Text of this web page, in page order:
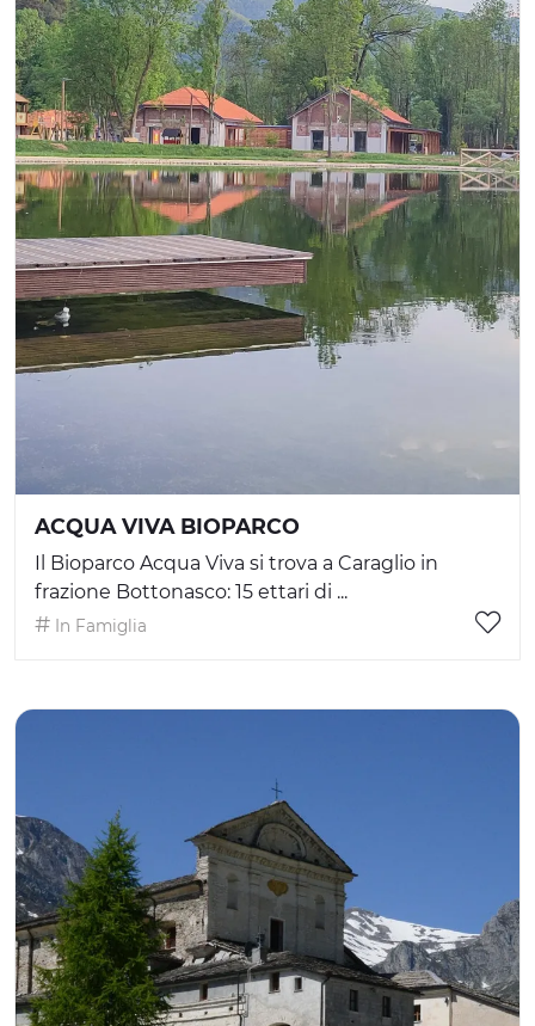
ACQUA VIVA BIOPARCO
Il Bioparco Acqua Viva si trova a Caraglio in
frazione Bottonasco: 15 ettari di ...
In Famiglia